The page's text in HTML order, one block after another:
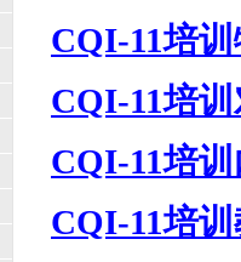
CQI-11培
CQI-11培
CQI-11培
CQI-11培